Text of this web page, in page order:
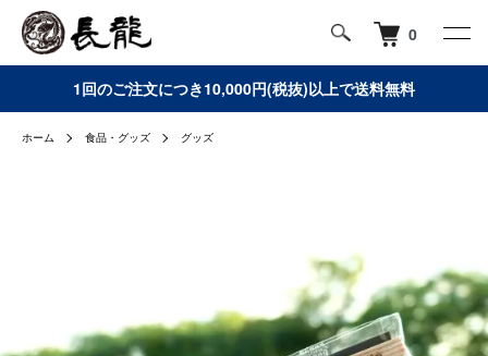
0
1回のご注文につき10,000円(税抜)以上で送料無料
ホーム 食品・グッズ グッズ